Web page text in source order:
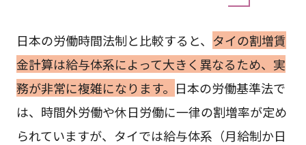
日本の労働時間法制と比較すると、 タイの割増賃
金計算は給与体系によって大きく異なるため、実
務が非常に複雑になります。 日本の労働基準法で
は、時間外労働や休日労働に一律の割増率が定め
られていますが、タイでは給与体系（月給制か日